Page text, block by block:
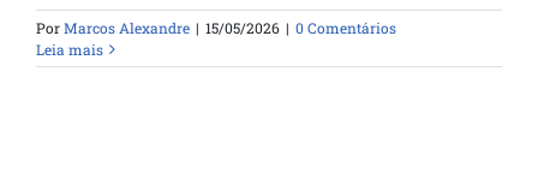
PorMarcos Alexandre | 15/05/2026 | 0 Comentários
Leia mais